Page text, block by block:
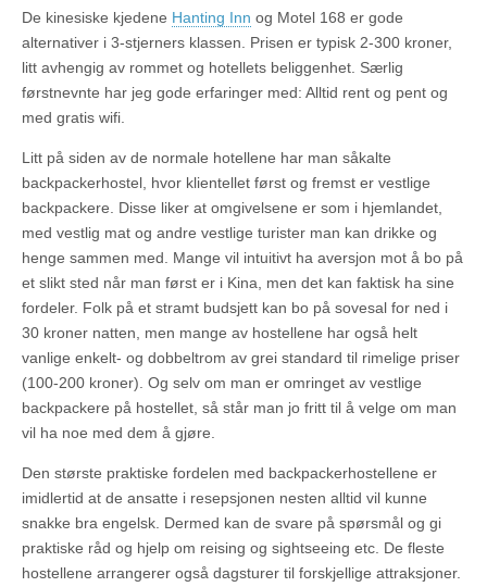
De kinesiske kjedene Hanting Inn og Motel 168 er gode
alternativer i 3-stjerners klassen. Prisen er typisk 2-300 kroner,
litt avhengig av rommet og hotellets beliggenhet. Særlig
førstnevnte har jeg gode erfaringer med: Alltid rent og pent og
med gratis wifi.
Litt på siden av de normale hotellene har man såkalte
backpackerhostel, hvor klientellet først og fremst er vestlige
backpackere. Disse liker at omgivelsene er som i hjemlandet,
med vestlig mat og andre vestlige turister man kan drikke og
henge sammen med. Mange vil intuitivt ha aversjon mot å bo på
et slikt sted når man først er i Kina, men det kan faktisk ha sine
fordeler. Folk på et stramt budsjett kan bo på sovesal for ned i
30 kroner natten, men mange av hostellene har også helt
vanlige enkelt- og dobbeltrom av grei standard til rimelige priser
(100-200 kroner). Og selv om man er omringet av vestlige
backpackere på hostellet, så står man jo fritt til å velge om man
vil ha noe med dem å gjøre.
Den største praktiske fordelen med backpackerhostellene er
imidlertid at de ansatte i resepsjonen nesten alltid vil kunne
snakke bra engelsk. Dermed kan de svare på spørsmål og gi
praktiske råd og hjelp om reising og sightseeing etc. De fleste
hostellene arrangerer også dagsturer til forskjellige attraksjoner.